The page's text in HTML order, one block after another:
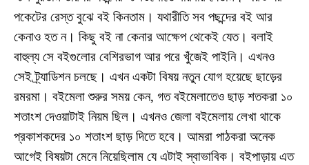
পকেটের রেস্ত বুঝে ব‌ই কিনতাম। যথারীতি সব পছন্দের ব‌ই আর
কেনাও হত ন। কিছু ব‌ই না কেনার আক্ষেপ থেকেই যেত। বলাই
বাহুল্য সে ব‌ইগুলোর বেশিরভাগ আর পরে খুঁজেই পাইনি। এখনও
সেই ট্র্যাডিশন চলছে। এখন একটা বিষয় নতুন যোগ হয়েছে ছাড়ের
রমরমা। ব‌ইমেলা শুরুর সময় কেন, গত ব‌ইমেলাতেও ছাড় শতকরা ১০
শতাংশ দেওয়াটাই নিয়ম ছিল। এখনও জেলা ব‌ইমেলায় লেখা থাকে
প্রকাশকদের ১০ শতাংশ ছাড় দিতে হবে। আমরা পাঠকরা অনেক
আগেই বিষয়টা মেনে নিয়েছিলাম যে এটাই স্বাভাবিক। ব‌ইপাড়ায় এত